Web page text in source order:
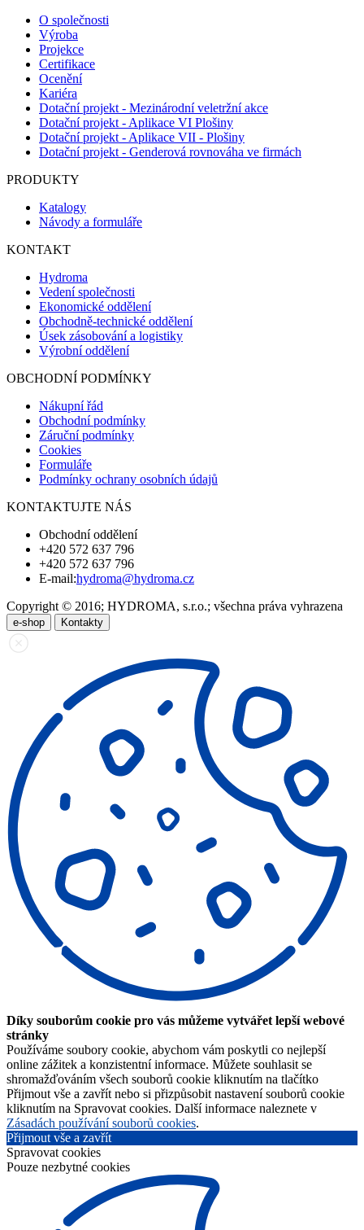
O společnosti
Výroba
Projekce
Certifikace
Ocenění
Kariéra
Dotační projekt - Mezinárodní veletržní akce
Dotační projekt - Aplikace VI Plošiny
Dotační projekt - Aplikace VII - Plošiny
Dotační projekt - Genderová rovnováha ve firmách
PRODUKTY
Katalogy
Návody a formuláře
KONTAKT
Hydroma
Vedení společnosti
Ekonomické oddělení
Obchodně-technické oddělení
Úsek zásobování a logistiky
Výrobní oddělení
OBCHODNÍ PODMÍNKY
Nákupní řád
Obchodní podmínky
Záruční podmínky
Cookies
Formuláře
Podmínky ochrany osobních údajů
KONTAKTUJTE NÁS
Obchodní oddělení
+420 572 637 796
+420 572 637 796
E-mail:hydroma@hydroma.cz
Copyright © 2016; HYDROMA, s.r.o.; všechna práva vyhrazena
e-shop Kontakty
Díky souborům cookie pro vás můžeme vytvářet lepší webové
stránky
Používáme soubory cookie, abychom vám poskytli co nejlepší
online zážitek a konzistentní informace. Můžete souhlasit se
shromažďováním všech souborů cookie kliknutím na tlačítko
Přijmout vše a zavřít nebo si přizpůsobit nastavení souborů cookie
kliknutím na Spravovat cookies. Další informace naleznete v
Zásadách používání souborů cookies.
Přijmout vše a zavřít
Spravovat cookies
Pouze nezbytné cookies